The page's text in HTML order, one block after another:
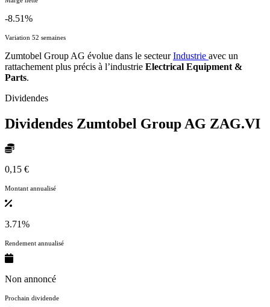
-8.51%
Variation 52 semaines
Zumtobel Group AG évolue dans le secteurIndustrie avec un
rattachement plus précis à l’industrie Electrical Equipment &
Parts.
Dividendes
Dividendes Zumtobel Group AG ZAG.VI
0,15 €
Montant annualisé
3.71%
Rendement annualisé
Non annoncé
Prochain dividende